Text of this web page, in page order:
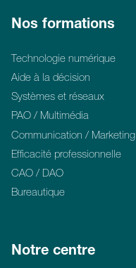
Nos formations
Technologie numérique
Aide à la décision
Systèmes et réseaux
PAO / Multimédia
Communication / Marketing
Efficacité professionnelle
CAO / DAO
Bureautique
Notre centre